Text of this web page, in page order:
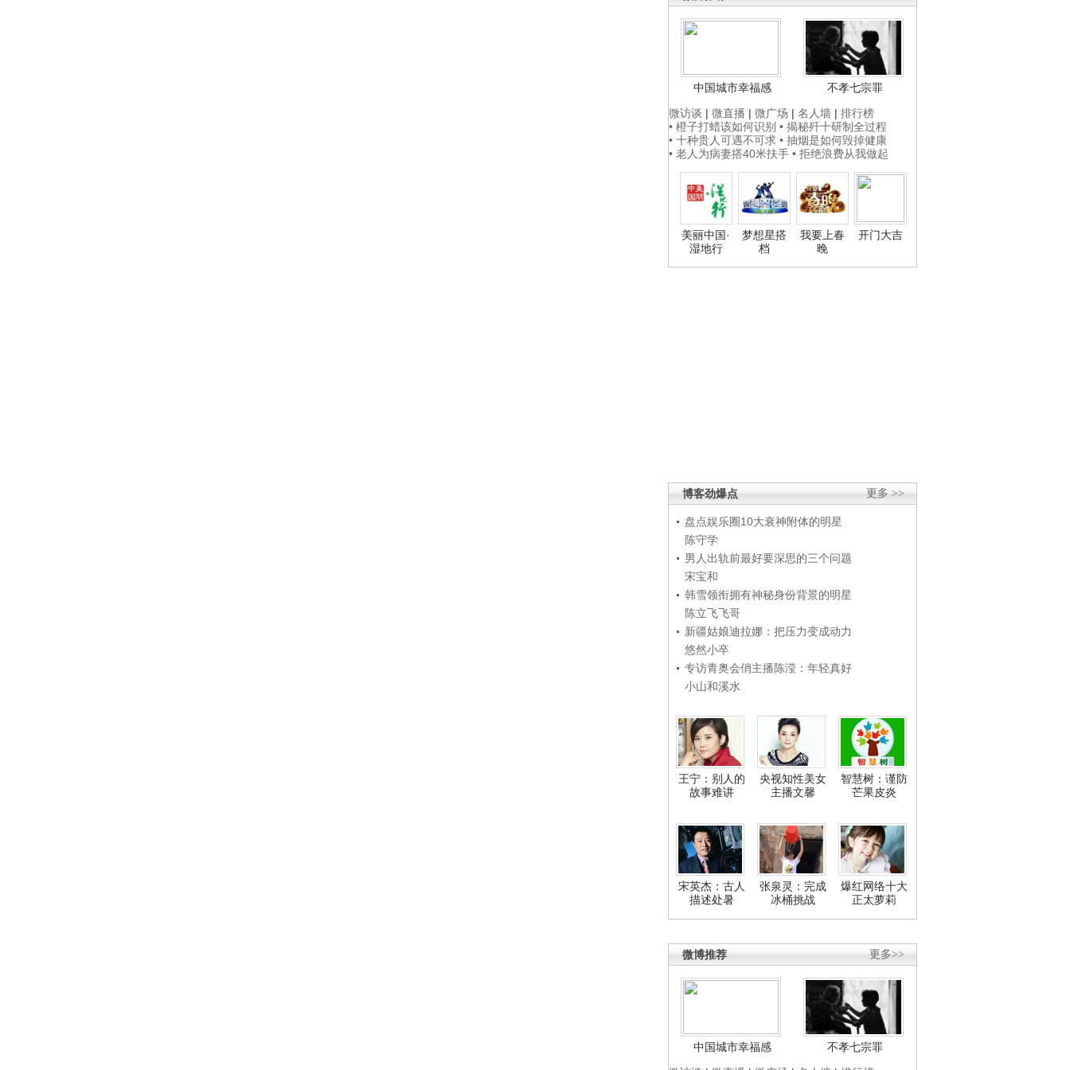
中国城市幸福感
不孝七宗罪
微访谈 | 微直播 | 微广场 | 名人墙 | 排行榜
• 橙子打蜡该如何识别 • 揭秘歼十研制全过程
• 十种贵人可遇不可求 • 抽烟是如何毁掉健康
• 老人为病妻搭40米扶手 • 拒绝浪费从我做起
美丽中国·
湿地行
梦想星搭
档
我要上春
晚
开门大吉
更多 >>
博客劲爆点
盘点娱乐圈10大衰神附体的明星
陈守学
男人出轨前最好要深思的三个问题
宋宝和
韩雪领衔拥有神秘身份背景的明星
陈立飞飞哥
新疆姑娘迪拉娜：把压力变成动力
悠然小卒
专访青奥会俏主播陈滢：年轻真好
小山和溪水
王宁：别人的
故事难讲
央视知性美女
主播文馨
智慧树：谨防
芒果皮炎
宋英杰：古人
描述处暑
张泉灵：完成
冰桶挑战
爆红网络十大
正太萝莉
更多>>
微博推荐
中国城市幸福感
不孝七宗罪